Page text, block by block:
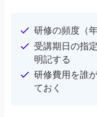
研修の頻度（
受講期日の指
明記する
研修費用を誰
ておく